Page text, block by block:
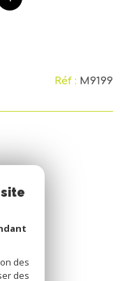
d'environ 986 m²
TARDER!! Pour
Réf : M9199
des
des